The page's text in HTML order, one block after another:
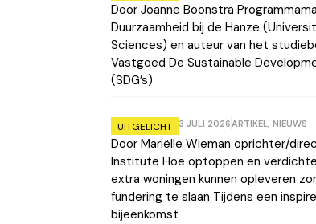
Door Joanne Boonstra
Duurzaamheid bij de Hanze
Sciences) en auteur van het
Vastgoed De Sustainable
(SDG’s)
UITGELICHT 3 JULI 2026ARTIKEL,NIEUWS
Door Mariëlle Wieman oprichter/
Institute Hoe optoppen en
extra woningen kunnen opleveren
fundering te slaan Tijdens een
bijeenkomst